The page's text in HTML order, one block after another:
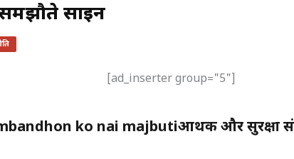
साइन
[ad_inserter group="5"]
ko nai majbutiआर्थिक और सुरक्षा